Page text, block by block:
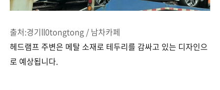
출처:경기ll0tongtong / 남차카페
헤드램프 주변은 메탈 소재로 테두리를 감싸고 있는 디자인으
로 예상됩니다.